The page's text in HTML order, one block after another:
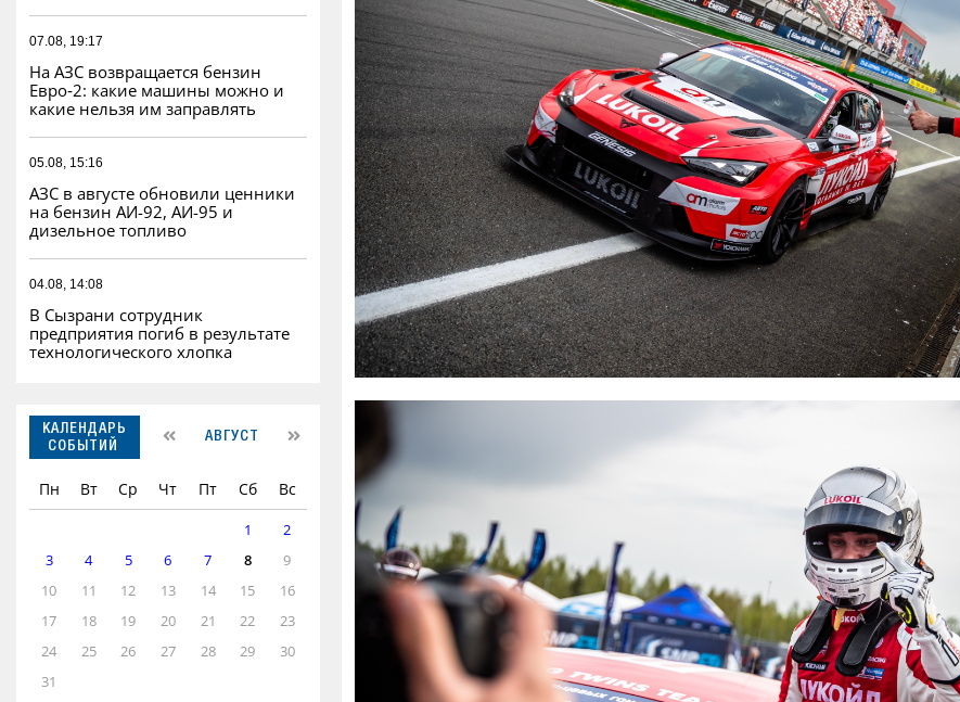
07.08, 19:17
На АЗС возвращается бензин
Евро‑2: какие машины можно и
какие нельзя им заправлять
05.08, 15:16
АЗС в августе обновили ценники
на бензин АИ-92, АИ-95 и
дизельное топливо
04.08, 14:08
В Сызрани сотрудник
предприятия погиб в результате
технологического хлопка
КАЛЕНДАРЬ
СОБЫТИЙ
АВГУСТ
Пн Вт Ср Чт Пт Сб Вс
1
2
3
4 5 6 7 8
9
10
11 12 13 14 15
16
17
18 19 20 21 22
23
24
25 26 27 28 29
30
31